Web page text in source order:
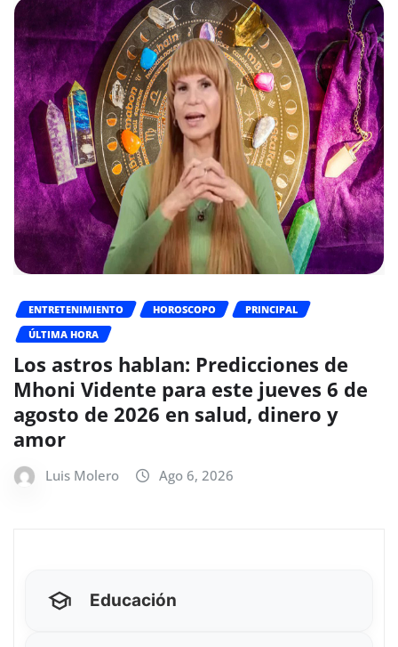
ENTRETENIMIENTO HOROSCOPO
PRINCIPAL
ÚLTIMA HORA
Los astros hablan: Predicciones de
Mhoni Vidente para este jueves 6 de
agosto de 2026 en salud, dinero y
amor
Luis Molero Ago 6, 2026
Educación